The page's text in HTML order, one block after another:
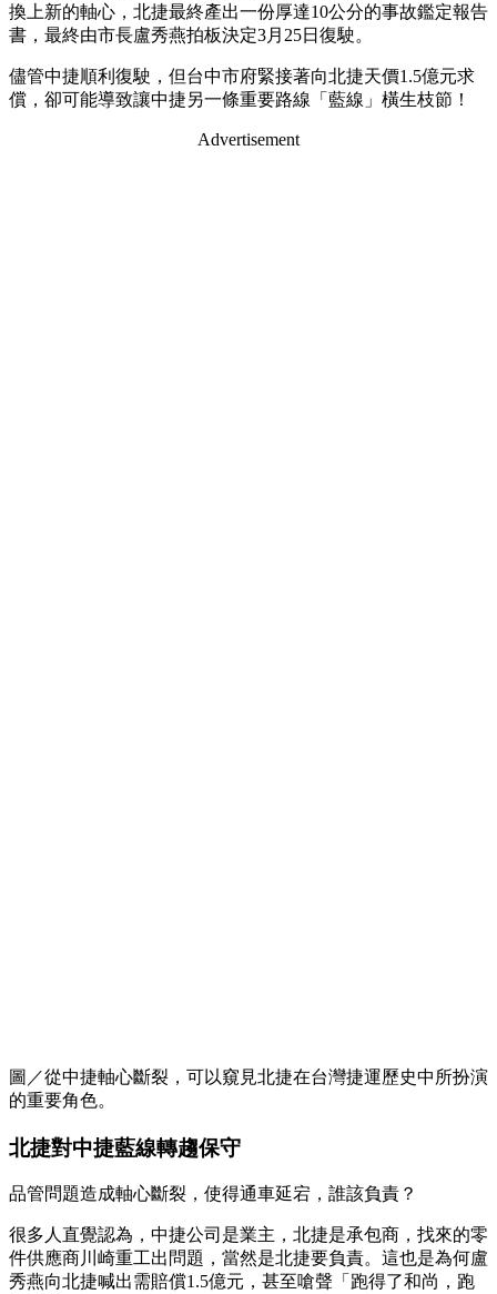
換上新的軸心，北捷最終產出一份厚達10公分的事故鑑定報告
書，最終由市長盧秀燕拍板決定3月25日復駛。
儘管中捷順利復駛，但台中市府緊接著向北捷天價1.5億元求
償，卻可能導致讓中捷另一條重要路線「藍線」橫生枝節！
Advertisement
圖／從中捷軸心斷裂，可以窺見北捷在台灣捷運歷史中所扮演
的重要角色。
北捷對中捷藍線轉趨保守
品管問題造成軸心斷裂，使得通車延宕，誰該負責？
很多人直覺認為，中捷公司是業主，北捷是承包商，找來的零
件供應商川崎重工出問題，當然是北捷要負責。這也是為何盧
秀燕向北捷喊出需賠償1.5億元，甚至嗆聲「跑得了和尚，跑